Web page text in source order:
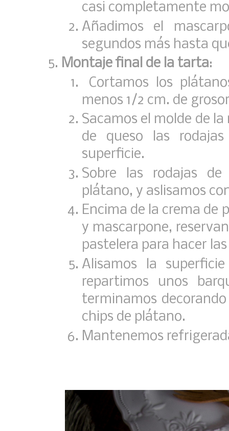
casi completamente
Añadimos el
segundos más hasta
Montaje final de la tarta:
Cortamos los
menos 1/2 cm. de
Sacamos el molde de
de queso las
superficie.
Sobre las rodajas
plátano, y aslisamos
Encima de la crema de
y mascarpone,
pastelera para hacer
Alisamos la
repartimos unos
terminamos
chips de plátano.
Mantenemos